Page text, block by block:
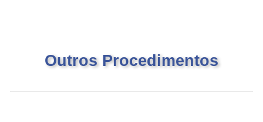
Outros Procedimentos